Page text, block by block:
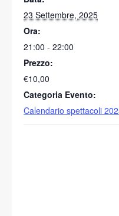
23 Settembre, 2025
Ora:
21:00 - 22:00
Prezzo:
€10,00
Categoria Evento:
Calendario spettacoli